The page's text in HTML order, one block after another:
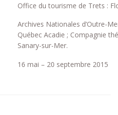
Office du tourisme de Trets :
Archives Nationales d’Outre-
Québec Acadie ; Compagnie
Sanary-sur-Mer.
16 mai – 20 septembre 2015